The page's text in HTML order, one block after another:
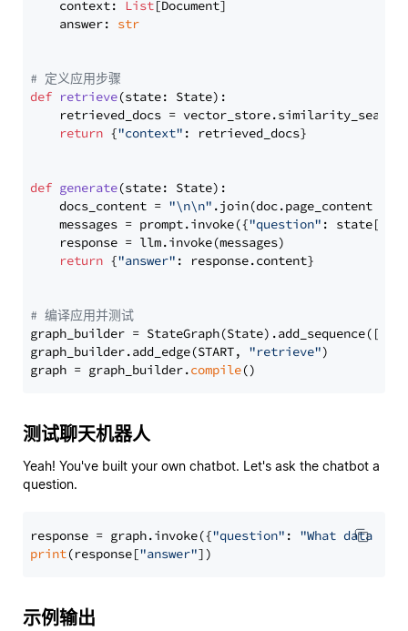
    context:
List[Document]
    answer:
str
# 定义应用步骤
def retrieve(state: State):
retrieved_docs =
return {"context" : retrieved_docs}
def generate(state: State):
    docs_content =
"\n\n" .join(doc.page_content
    messages = prompt.invoke({
"question" : state[
    response = llm.invoke(messages)
return {"answer" : response.content}
# 编译应用并测试
graph_builder =
graph_builder.add_edge(START, "retrieve")
graph = graph_builder.compile
测试聊天机器人
Yeah! You've built your own chatbot. Let's ask the chatbot a
question.
response = graph.invoke({"question" : "What data
print(response["answer"
示例输出